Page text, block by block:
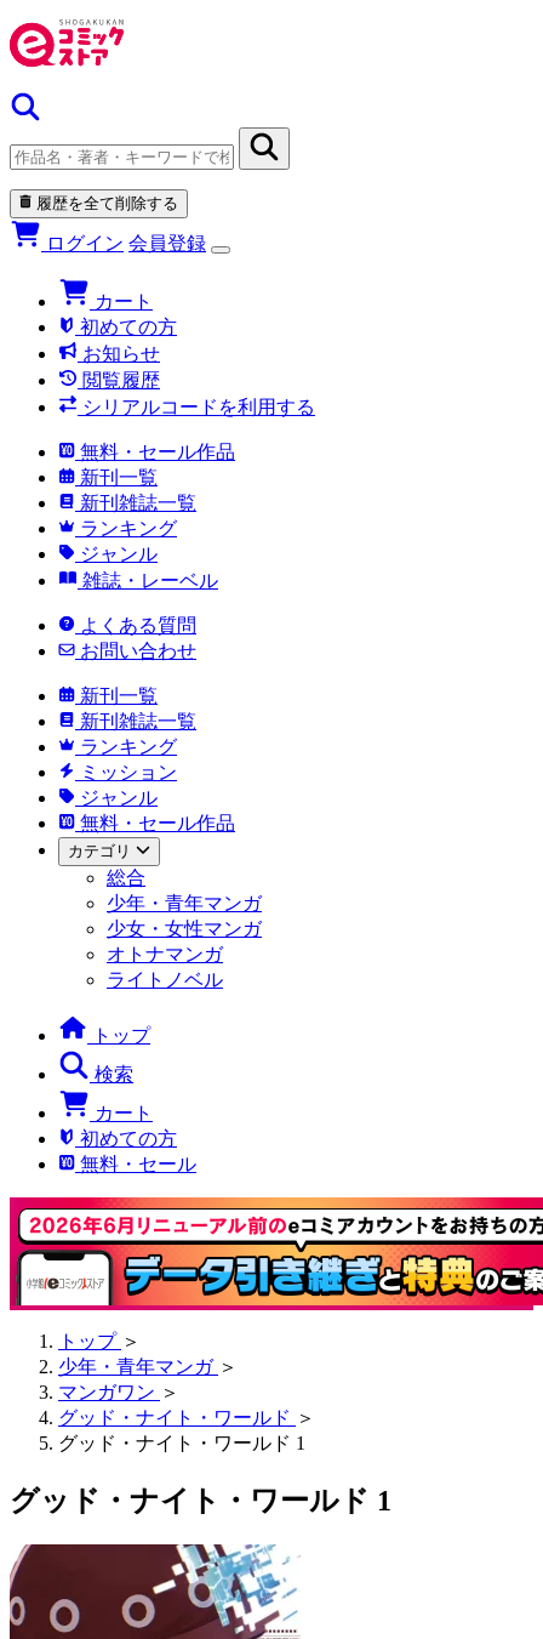
履歴を全て削除する
ログイン 会員登録
カート
初めての方
お知らせ
閲覧履歴
シリアルコードを利用する
無料・セール作品
新刊一覧
新刊雑誌一覧
ランキング
ジャンル
雑誌・レーベル
よくある質問
お問い合わせ
新刊一覧
新刊雑誌一覧
ランキング
ミッション
ジャンル
無料・セール作品
カテゴリ
総合
少年・青年マンガ
少女・女性マンガ
オトナマンガ
ライトノベル
トップ
検索
カート
初めての方
無料・セール
トップ ＞
少年・青年マンガ ＞
マンガワン ＞
グッド・ナイト・ワールド ＞
グッド・ナイト・ワールド 1
グッド・ナイト・ワールド 1